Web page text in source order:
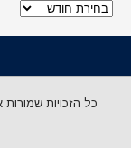
מה
ושנה